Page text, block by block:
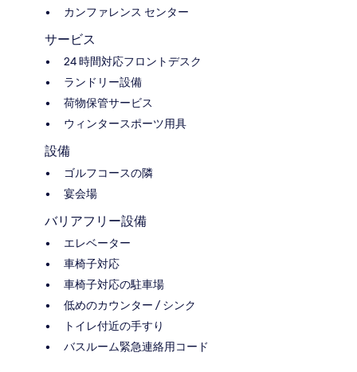
カンファレンス センター
サービス
24 時間対応フロントデスク
ランドリー設備
荷物保管サービス
ウィンタースポーツ用具
設備
ゴルフコースの隣
宴会場
バリアフリー設備
エレベーター
車椅子対応
車椅子対応の駐車場
低めのカウンター / シンク
トイレ付近の手すり
バスルーム緊急連絡用コード